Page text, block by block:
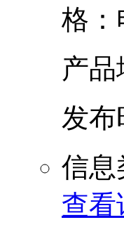
格：
产
发布
信息
查看